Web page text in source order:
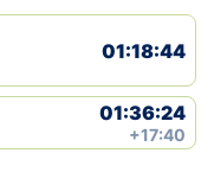
01:18:44
01:36:24
+17:40